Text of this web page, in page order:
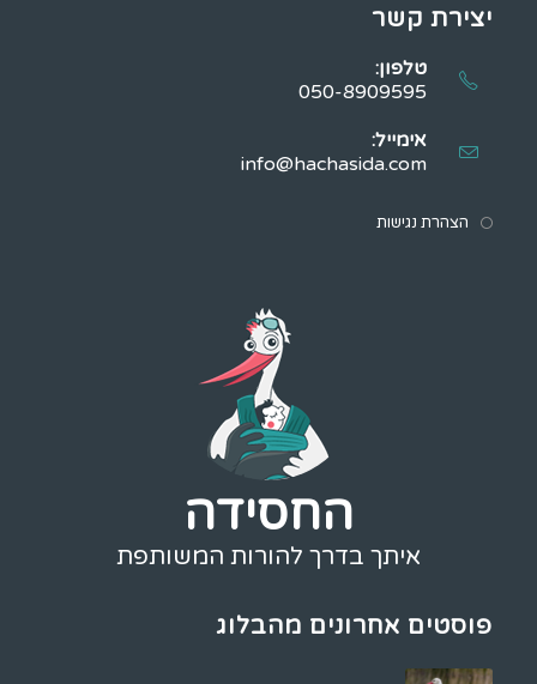
יצירת קשר
טלפון:
050-8909595
אימייל:
info@hachasida.com
הצהרת נגישות
החסידה
איתך בדרך להורות המשותפת
פוסטים אחרונים מהבלוג